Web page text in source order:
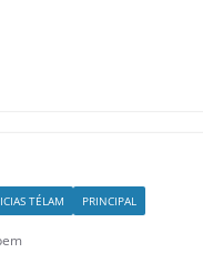
TÉLAM PRINCIPAL